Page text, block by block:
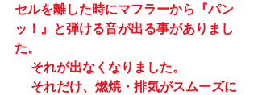
セルを離した時にマフラーから『パン
ッ！』と弾ける音が出る事がありまし
た。
それが出なくなりました。
それだけ、燃焼・排気がスムーズに